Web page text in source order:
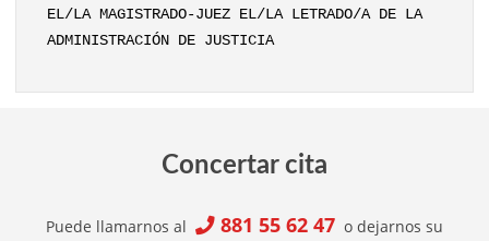
EL/LA MAGISTRADO-JUEZ EL/LA LETRADO/A DE LA
ADMINISTRACIÓN DE JUSTICIA
Concertar cita
Puede llamarnos al 881 55 62 47 o dejarnos su